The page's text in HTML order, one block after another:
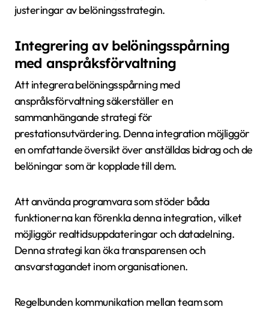
justeringar av belöningsstrategin.
Integrering av belöningsspårning
med anspråksförvaltning
Att integrera belöningsspårning med
anspråksförvaltning säkerställer en
sammanhängande strategi för
prestationsutvärdering. Denna integration möjliggör
en omfattande översikt över anställdas bidrag och de
belöningar som är kopplade till dem.
Att använda programvara som stöder båda
funktionerna kan förenkla denna integration, vilket
möjliggör realtidsuppdateringar och datadelning.
Denna strategi kan öka transparensen och
ansvarstagandet inom organisationen.
Regelbunden kommunikation mellan team som